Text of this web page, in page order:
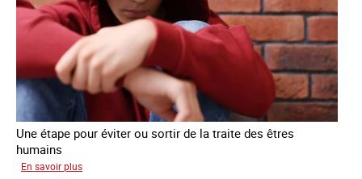
Une étape pour éviter ou sortir de la traite des êtres
humains
En savoir plus